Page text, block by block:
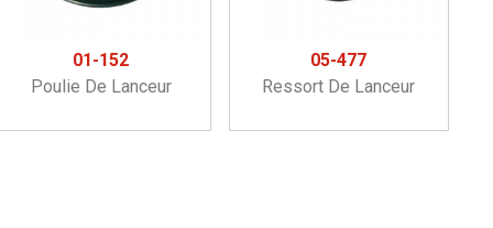
01-152
Poulie De Lanceur
05-477
Ressort De Lanceur